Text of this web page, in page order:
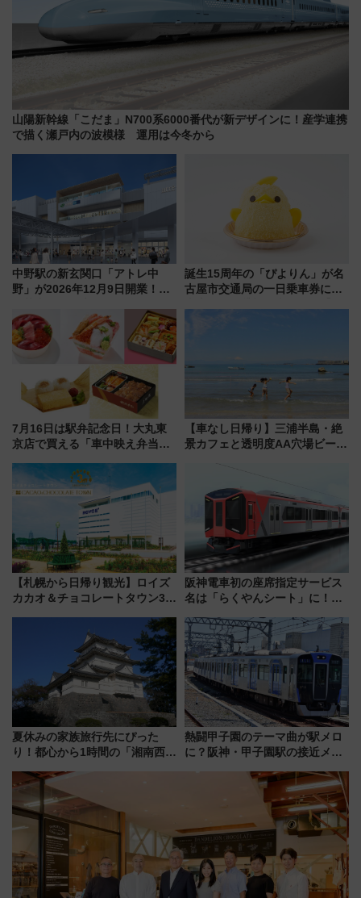
山陽新幹線「こだま」N700系6000番代が新デザインに！産学連携
で描く瀬戸内の波模様 運用は今冬から
中野駅の新玄関口「アトレ中
野」が2026年12月9日開業！新
注目スポット
誕生15周年の「ぴよりん」が名
古屋市交通局の一日乗車券に！
定1万5000枚】
7月16日は駅弁記念日！大丸東
京店で買える「車中映え弁当」
【車なし日帰り】三浦半島・絶
景カフェと透明度AA穴場ビーチ
【札幌から日帰り観光】ロイズ
カカオ＆チョコレートタウン3周
詰め放題を開催、ロイズタウン
駅からのアクセスも
阪神電車初の座席指定サービス
名は「らくやんシート」に！新
を快適移動
夏休みの家族旅行先にぴった
り！都心から1時間の「湘南西エ
島とは異なる魅力を持つ今夏の
注目スポット
熱闘甲子園のテーマ曲が駅メロ
に？阪神・甲子園駅の接近メロ
谷実アレンジの特別仕様へ、8月